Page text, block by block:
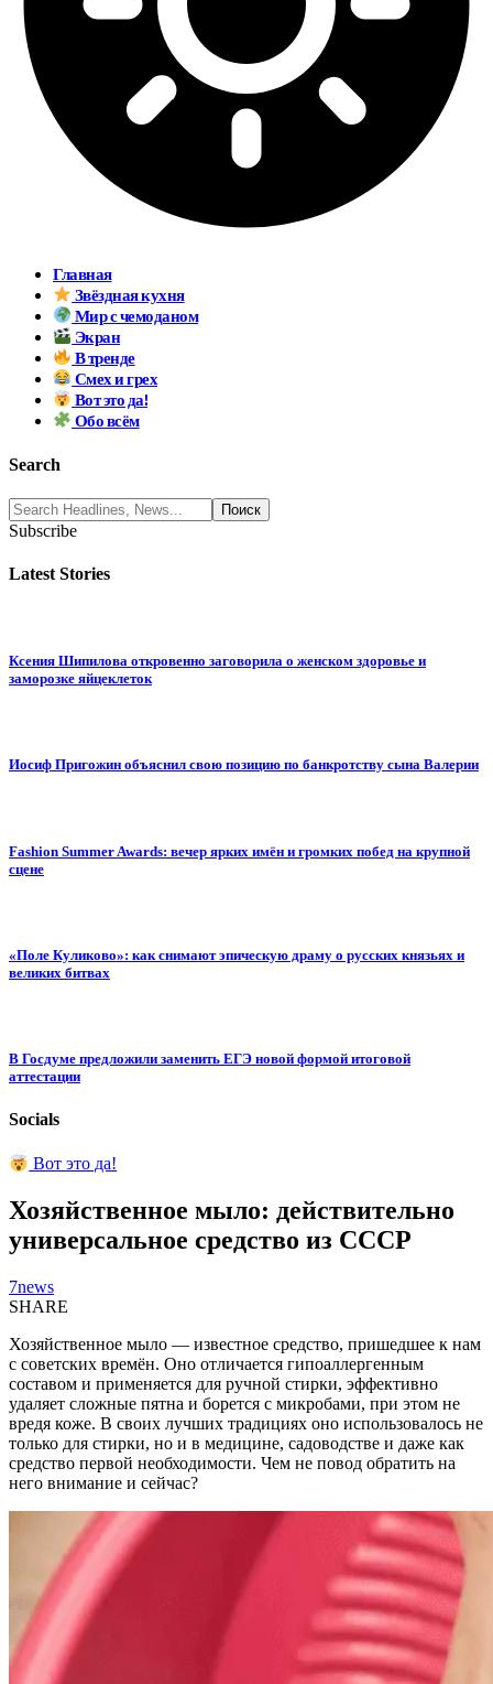
Главная
Звёздная кухня
Мир с чемоданом
Экран
В тренде
Смех и грех
Вот это да!
Обо всём
Search
Subscribe
Latest Stories
Ксения Шипилова откровенно заговорила о женском здоровье и
заморозке яйцеклеток
Иосиф Пригожин объяснил свою позицию по банкротству сына Валерии
Fashion Summer Awards: вечер ярких имён и громких побед на крупной
сцене
«Поле Куликово»: как снимают эпическую драму о русских князьях и
великих битвах
В Госдуме предложили заменить ЕГЭ новой формой итоговой
аттестации
Socials
Вот это да!
Хозяйственное мыло: действительно
универсальное средство из СССР
7news
SHARE
Хозяйственное мыло — известное средство, пришедшее к нам
с советских времён. Оно отличается гипоаллергенным
составом и применяется для ручной стирки, эффективно
удаляет сложные пятна и борется с микробами, при этом не
вредя коже. В своих лучших традициях оно использовалось не
только для стирки, но и в медицине, садоводстве и даже как
средство первой необходимости. Чем не повод обратить на
него внимание и сейчас?